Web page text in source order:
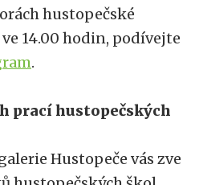
hustopečské
14.00 hodin, podívejte
.
prací hustopečských
Hustopeče vás zve